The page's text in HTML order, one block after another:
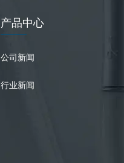
产品中心
公司新闻
行业新闻